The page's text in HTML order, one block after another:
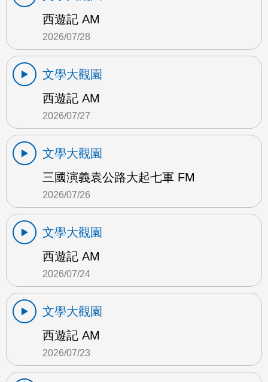
西遊記 AM
2026/07/28
文學大觀園
西遊記 AM
2026/07/27
文學大觀園
三國演義袁公路大起七軍 FM
2026/07/26
文學大觀園
西遊記 AM
2026/07/24
文學大觀園
西遊記 AM
2026/07/23